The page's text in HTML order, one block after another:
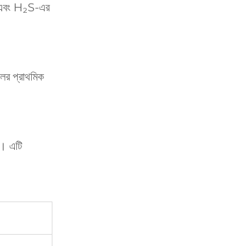
H₂S-এর
প্রাথমিক
এটি